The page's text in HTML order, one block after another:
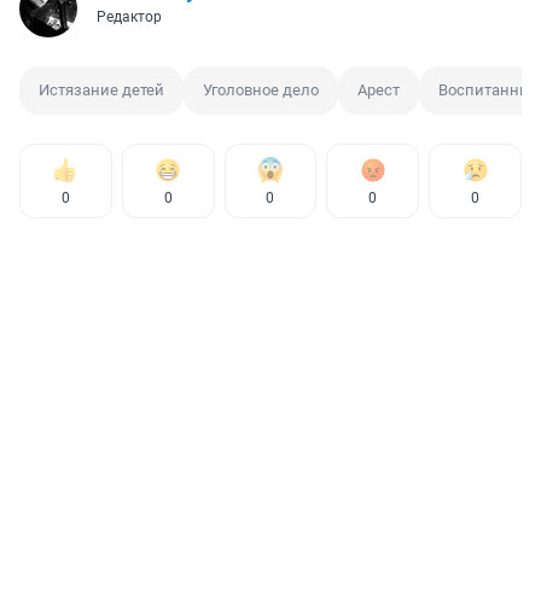
Редактор
Истязание детей Уголовное дело Арест Воспитанник
0 0 0 0 0